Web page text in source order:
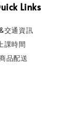
Links
交通資訊
課時間
品配送